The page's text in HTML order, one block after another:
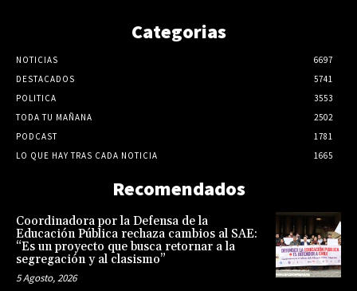
Categorias
NOTICIAS
6697
DESTACADOS
5741
POLITICA
3553
TODA TU MAÑANA
2502
PODCAST
1781
LO QUE HAY TRAS CADA NOTICIA
1665
Recomendados
Coordinadora por la Defensa de la
Educación Pública rechaza cambios al SAE:
“Es un proyecto que busca retornar a la
segregación y al clasismo”
5 Agosto, 2026